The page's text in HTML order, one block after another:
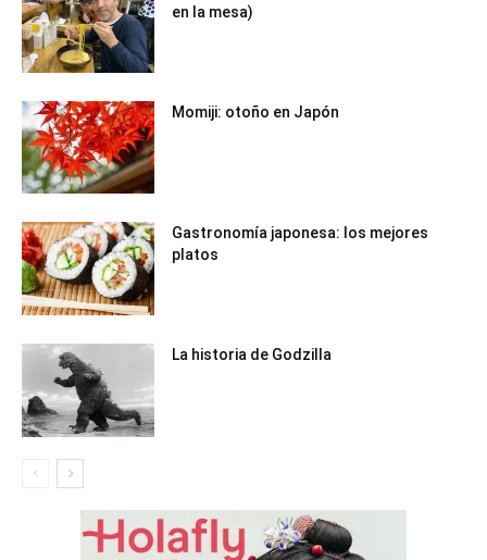
en la mesa)
Momiji: otoño en Japón
Gastronomía japonesa: los mejores
platos
La historia de Godzilla